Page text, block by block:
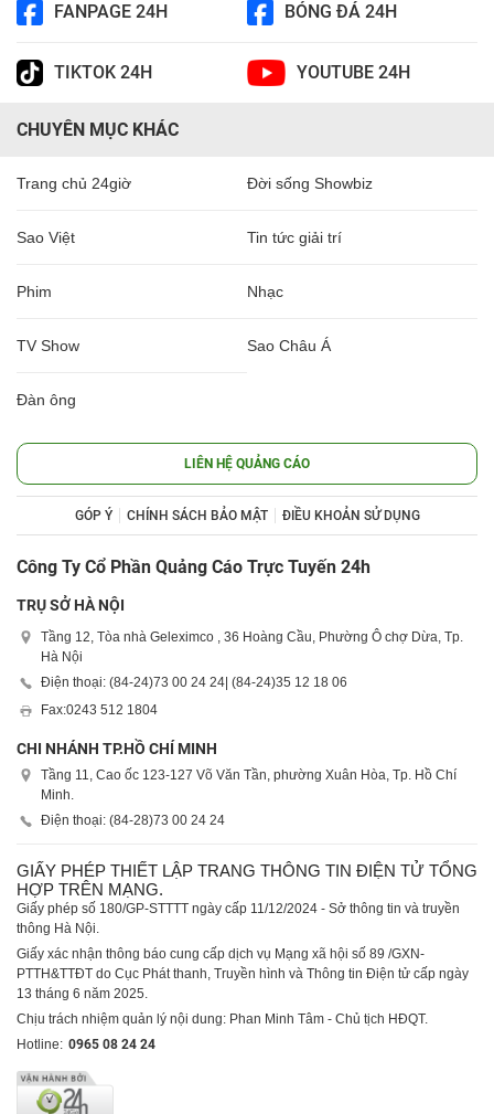
FANPAGE 24H BÓNG ĐÁ 24H
TIKTOK 24H YOUTUBE 24H
CHUYÊN MỤC KHÁC
Trang chủ 24giờ Đời sống Showbiz
Sao Việt Tin tức giải trí
Phim Nhạc
TV Show Sao Châu Á
Đàn ông
LIÊN HỆ QUẢNG CÁO
GÓP Ý CHÍNH SÁCH BẢO MẬT ĐIỀU KHOẢN SỬ DỤNG
Công Ty Cổ Phần Quảng Cáo Trực Tuyến 24h
TRỤ SỞ HÀ NỘI
Tầng 12, Tòa nhà Geleximco , 36 Hoàng Cầu, Phường Ô chợ Dừa, Tp.
Hà Nội
Điện thoại: (84-24)73 00 24 24| (84-24)35 12 18 06
Fax:0243 512 1804
CHI NHÁNH TP.HỒ CHÍ MINH
Tầng 11, Cao ốc 123-127 Võ Văn Tần, phường Xuân Hòa, Tp. Hồ Chí
Minh.
Điện thoại: (84-28)73 00 24 24
GIẤY PHÉP THIẾT LẬP TRANG THÔNG TIN ĐIỆN TỬ TỔNG
HỢP TRÊN MẠNG.
Giấy phép số 180/GP-STTTT ngày cấp 11/12/2024 - Sở thông tin và truyền
thông Hà Nội.
Giấy xác nhận thông báo cung cấp dịch vụ Mạng xã hội số 89 /GXN-
PTTH&TTĐT do Cục Phát thanh, Truyền hình và Thông tin Điện tử cấp ngày
13 tháng 6 năm 2025.
Chịu trách nhiệm quản lý nội dung: Phan Minh Tâm - Chủ tịch HĐQT.
Hotline: 0965 08 24 24